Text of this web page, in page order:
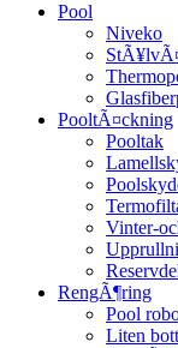
Pool
Niveko
PooltÃ¤ckning
Pooltak
Vinter-
RengÃ¶ring
Pool
Liten